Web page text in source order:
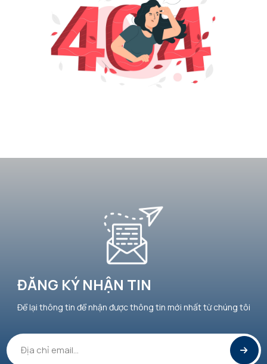
ĐĂNG KÝ NHẬN TIN
Để lại thông tin để nhận được thông tin mới nhất từ chúng tôi